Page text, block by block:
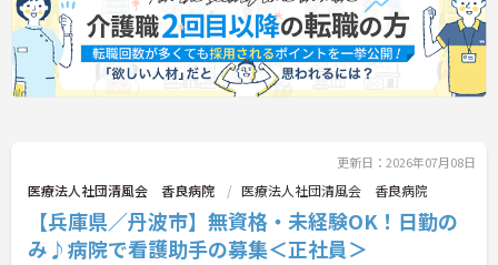
更新日：2026年07月08日
医療法人社団清風会 香良病院 医療法人社団清風会 香良病院
【兵庫県／丹波市】無資格・未経験OK！日勤の
み♪病院で看護助手の募集＜正社員＞